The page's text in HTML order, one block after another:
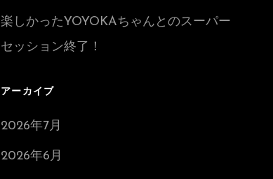
楽しかったYOYOKAちゃんとのスーパー
セッション終了！
アーカイブ
2026年7月
2026年6月